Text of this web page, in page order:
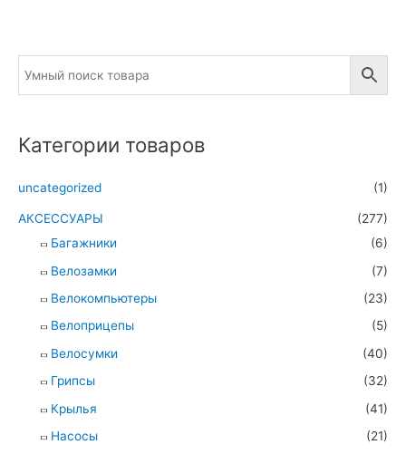
Категории товаров
uncategorized (1)
АКСЕССУАРЫ
(277)
Багажники
(6)
Велозамки
(7)
Велокомпьютеры
(23)
Велоприцепы
(5)
Велосумки
(40)
Грипсы
(32)
Крылья
(41)
Насосы
(21)